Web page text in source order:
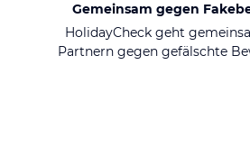
Gemeinsam gegen
HolidayCheck geht
Partnern gegen gefälschte